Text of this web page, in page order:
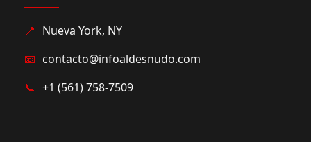
📍 Nueva York, NY
📧 contacto@infoaldesnudo.com
📞 +1 (561) 758-7509